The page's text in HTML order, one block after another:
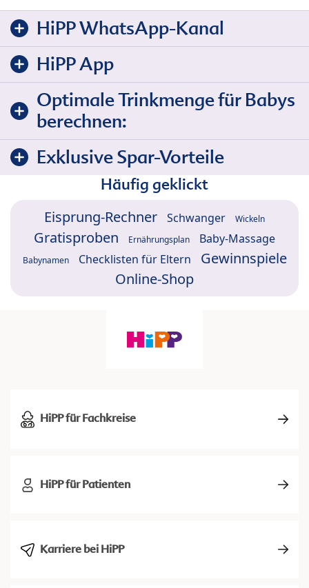
HiPP WhatsApp-Kanal
HiPP App
Optimale Trinkmenge für Babys
berechnen:
Exklusive Spar-Vorteile
Häufig geklickt
Eisprung-Rechner Schwanger Wickeln
Gratisproben Ernährungsplan Baby-Massage
Babynamen Checklisten für Eltern
Gewinnspiele
Online-Shop
HiPP für Fachkreise
HiPP für Patienten
Karriere bei HiPP